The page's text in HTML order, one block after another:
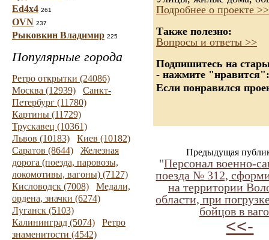
Ed4x4 261
OVN 237
Рыковкин Владимир 225
Популярные города
Ретро открытки (24086)
Москва (12939)
Санкт-
Петербург (11780)
Картины (11729)
Трускавец (10361)
Львов (10183)
Киев (10182)
Саратов (8644)
Железная
дорога (поезда, паровозы,
локомотивы, вагоны) (7127)
Кисловодск (7008)
Медали,
ордена, значки (6274)
Луганск (5103)
Калининград (5074)
Ретро
знаменитости (4542)
Подробнее о проекте >>
Также полезно:
Вопросы и ответы >>
Подпишитесь на
- нажмите "нравится":
Если понравился
Предыдущая
"Персонал военно-
поезда № 312,
на территории
области, при
бойцов в
<<-